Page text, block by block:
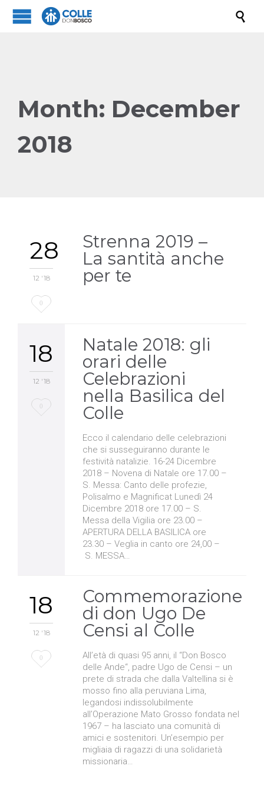

Month: December
2018
28
12 '18
Love
0
Strenna 2019 –
La santità anche
per te
18
12 '18
Love
0
Natale 2018: gli
orari delle
Celebrazioni
nella Basilica del
Colle
Ecco il calendario delle celebrazioni
che si susseguiranno durante le
festività natalizie. 16-24 Dicembre
2018 – Novena di Natale ore 17.00 –
S. Messa: Canto delle profezie,
Polisalmo e Magnificat Lunedì 24
Dicembre 2018 ore 17.00 – S.
Messa della Vigilia ore 23.00 –
APERTURA DELLA BASILICA ore
23.30 – Veglia in canto ore 24,00 –
S. MESSA…
18
12 '18
Love
0
Commemorazione
di don Ugo De
Censi al Colle
All’età di quasi 95 anni, il “Don Bosco
delle Ande“, padre Ugo de Censi – un
prete di strada che dalla Valtellina si è
mosso fino alla peruviana Lima,
legandosi indissolubilmente
all’Operazione Mato Grosso fondata nel
1967 – ha lasciato una comunità di
amici e sostenitori. Un’esempio per
migliaia di ragazzi di una solidarietà
missionaria…